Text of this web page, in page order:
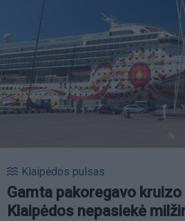
Klaipėdos pulsas
Gamta pakoregavo kruizo
Klaipėdos nepasiekė